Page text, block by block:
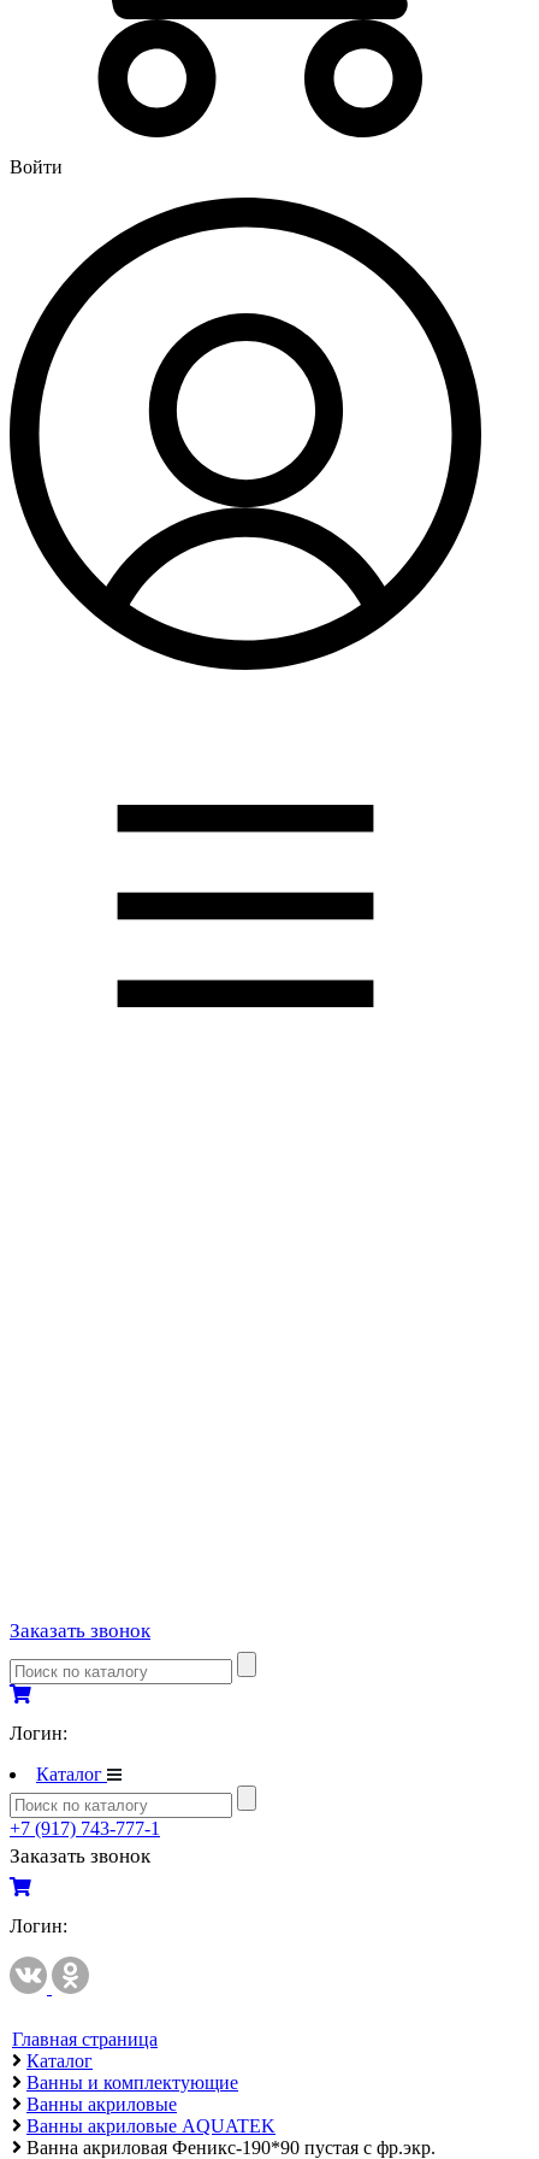
Войти
Заказать звонок
Логин:
Каталог
+7 (917) 743-777-1
Заказать звонок
Логин:
Главная страница
Каталог
Ванны и комплектующие
Ванны акриловые
Ванны акриловые AQUATEK
Ванна акриловая Феникс-190*90 пустая с фр.экр.
Газовые водонагреватели
Электрические водонагреватели накопительные
Магистральные фильтры для воды
Фильтры для воды под мойку
Водоснабжение
Кран шаровый
Крепеж для монтажных труб
Металлопластиковые трубы и фитинги (обжим евростандарт)
Развернуть
Душевые кабины и комплектующие
Душевые двери
Душевые кабины
Душевые перегородки
(2)
Задвижки и комплектующие
Канализационная труба и фитинги полипропилен (ПП)
Полипропиленовые трубы и фитинги
Полипропиленовые трубы и фитинги
Полипропиленовые трубы и фитинги VALTEC
Полотенцесушители
Комплектующие к полотенцесушителям
Полотенцесушители водяные
Полотенцесушители электрические
Приборы учета и измерений
Комплектующие для приборов учета и измерений
Манометры и термометры
Счетчики газа
Развернуть(2)
Радиаторы отопления
Аксессуары для радиаторов отопления